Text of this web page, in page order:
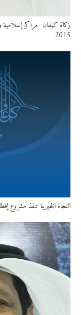
زكاة كيفان : مراكز
2015
النجاة الخيرية تنفذ مشروع إفطار الصائم في 12